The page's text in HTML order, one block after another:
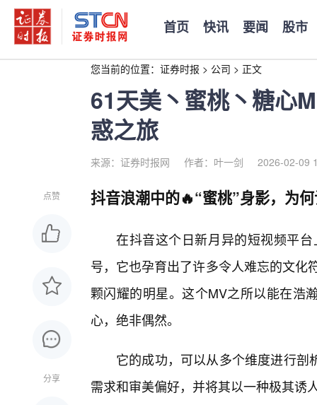
首页 快讯 要闻 股市
您当前的位置： 证券时报 > 公司 > 正文
61天美丶蜜桃丶糖心
惑之旅
来源：证券时报网 作者：叶一剑 2026-02-09
点赞
分享
抖音浪潮中的🔥“蜜桃”身影，为
在抖音这个日新月异的短视频平
号，它也孕育出了许多令人难忘的文化
颗闪耀的明星。这个MV之所以能在浩
心，绝非偶然。
它的成功，可以从多个维度进行
需求和审美偏好，并将其以一种极其诱